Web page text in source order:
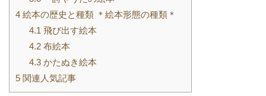
4 絵本の歴史と種類 ＊絵本形態の種類＊
4.1 飛び出す絵本
4.2布絵本
4.3かたぬき絵本
5 関連人気記事